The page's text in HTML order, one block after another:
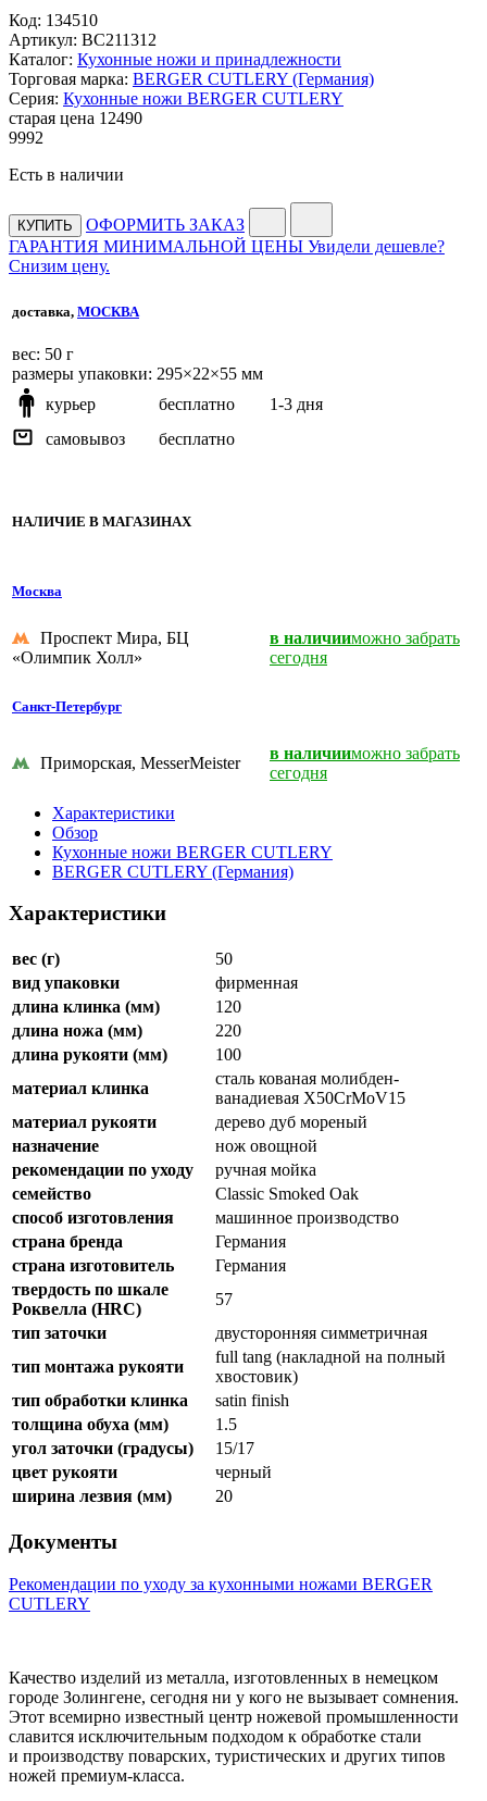
Код: 134510
Артикул: BC211312
Каталог: Кухонные ножи и принадлежности
Торговая марка: BERGER CUTLERY (Германия)
Серия: Кухонные ножи BERGER CUTLERY
старая цена 12490
9992
Есть в наличии
КУПИТЬ
ОФОРМИТЬ ЗАКАЗ
ГАРАНТИЯ МИНИМАЛЬНОЙ ЦЕНЫ Увидели дешевле?
Снизим цену.
доставка, МОСКВА
веc: 50 г
размеры упаковки: 295×22×55 мм
курьер
бесплатно
1-3 дня
самовывоз
бесплатно
НАЛИЧИЕ В МАГАЗИНАХ
Москва
Проспект Мира, БЦ
«Олимпик Холл»
в наличииможно забрать
сегодня
Санкт-Петербург
Приморская, MesserMeister
в наличииможно забрать
сегодня
Характеристики
Обзор
Кухонные ножи BERGER CUTLERY
BERGER CUTLERY (Германия)
Характеристики
вес (г)
50
вид упаковки
фирменная
длина клинка (мм)
120
длина ножа (мм)
220
длина рукояти (мм)
100
материал клинка
сталь кованая молибден-
ванадиевая X50CrMoV15
материал рукояти
дерево дуб мореный
назначение
нож овощной
рекомендации по уходу
ручная мойка
семейство
Classic Smoked Oak
способ изготовления
машинное производство
страна бренда
Германия
страна изготовитель
Германия
твердость по шкале
Роквелла (HRC)
57
тип заточки
двусторонняя симметричная
тип монтажа рукояти
full tang (накладной на полный
хвостовик)
тип обработки клинка
satin finish
толщина обуха (мм)
1.5
угол заточки (градусы)
15/17
цвет рукояти
черный
ширина лезвия (мм)
20
Документы
Рекомендации по уходу за кухонными ножами BERGER
CUTLERY
Качество изделий из металла, изготовленных в немецком
городе Золингене, сегодня ни у кого не вызывает сомнения.
Этот всемирно известный центр ножевой промышленности
славится исключительным подходом к обработке стали
и производству поварских, туристических и других типов
ножей премиум-класса.